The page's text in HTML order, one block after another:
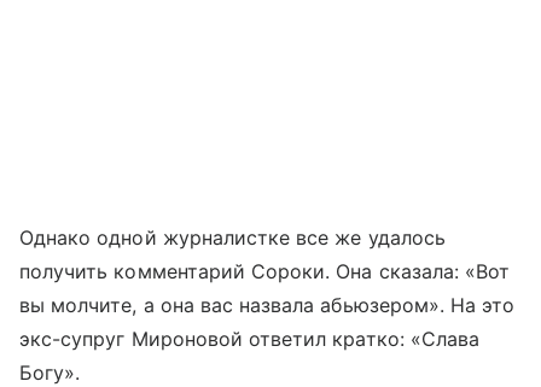
Однако одной журналистке все же удалось
получить комментарий Сороки. Она сказала: «Вот
вы молчите, а она вас назвала абьюзером». На это
экс-супруг Мироновой ответил кратко: «Слава
Богу».